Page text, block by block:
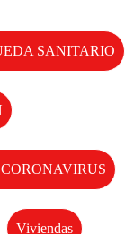
SANITARIO
Viviendas